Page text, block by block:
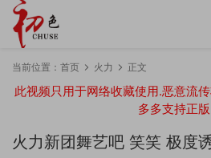
当前位置： 首页 火力 正文
此视频只用于网络收藏使用.恶意流
多多支持正版
火力新团舞艺吧 笑笑 极度